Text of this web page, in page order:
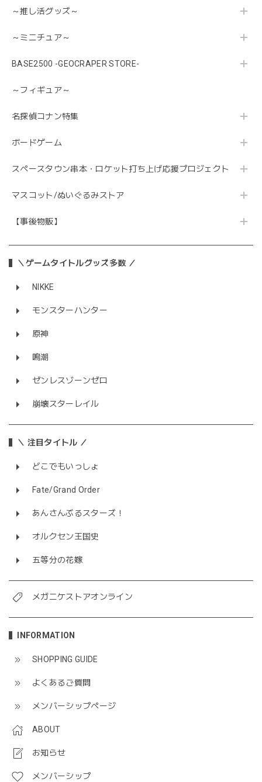
～推し活グッズ～
～ミニチュア～
BASE2500 -GEOCRAPER STORE-
～フィギュア～
名探偵コナン特集
ボードゲーム
スペースタウン串本・ロケット打ち上げ応援プロジェクト
マスコット/ぬいぐるみストア
【事後物販】
＼ゲームタイトルグッズ多数 ／
NIKKE
モンスターハンター
原神
鳴潮
ゼンレスゾーンゼロ
崩壊スターレイル
＼ 注目タイトル ／
どこでもいっしょ
Fate/Grand Order
あんさんぶるスターズ！
オルクセン王国史
五等分の花嫁
メガニケストアオンライン
INFORMATION
SHOPPING GUIDE
よくあるご質問
メンバーシップページ
ABOUT
お知らせ
メンバーシップ